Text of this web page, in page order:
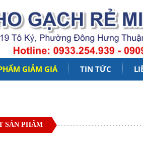
GIẢM GIÁ TIN TỨC
SẢN PHẨM